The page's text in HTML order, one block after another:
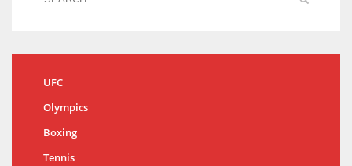
UFC
Olympics
Boxing
Tennis